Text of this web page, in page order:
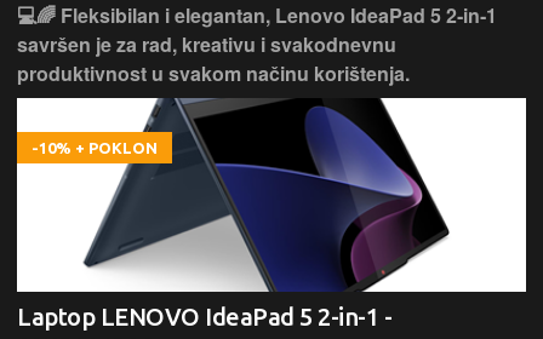
💻🌈 Fleksibilan i elegantan, Lenovo IdeaPad 5 2‑in‑1
savršen je za rad, kreativu i svakodnevnu
produktivnost u svakom načinu korištenja.
-10% + POKLON
Laptop LENOVO IdeaPad 5 2-in-1 -